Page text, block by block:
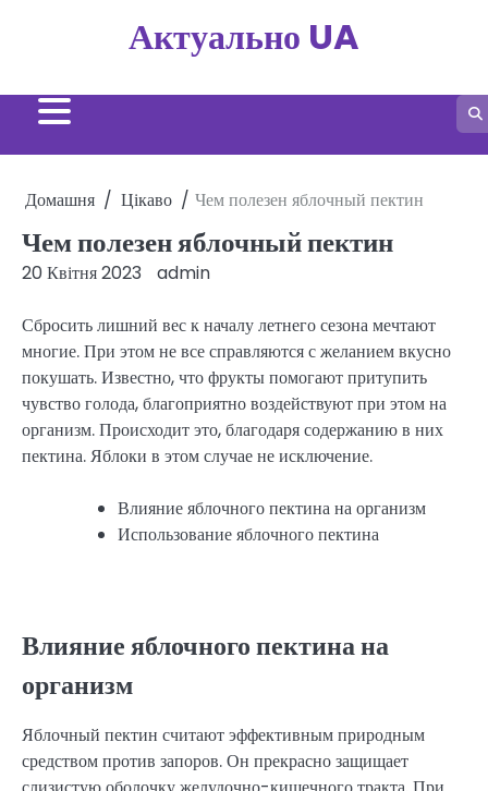
Актуально UA
Домашня Цікаво Чем полезен яблочный пектин
Чем полезен яблочный пектин
20 Квітня 2023 admin
Сбросить лишний вес к началу летнего сезона мечтают
многие. При этом не все справляются с желанием вкусно
покушать. Известно, что фрукты помогают притупить
чувство голода, благоприятно воздействуют при этом на
организм. Происходит это, благодаря содержанию в них
пектина. Яблоки в этом случае не исключение.
Влияние яблочного пектина на организм
Использование яблочного пектина
Влияние яблочного пектина на
организм
Яблочный пектин считают эффективным природным
средством против запоров. Он прекрасно защищает